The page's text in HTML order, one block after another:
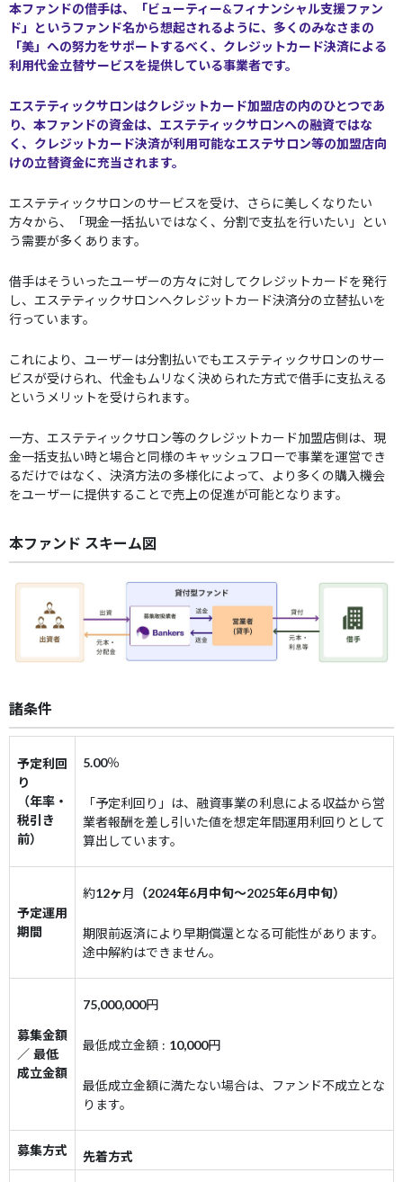
本ファンドの借手は、「ビューティー&フィナンシャル支援ファン
ド」というファンド名から想起されるように、多くのみなさまの
「美」への努力をサポートするべく、クレジットカード決済による
利用代金立替サービスを提供している事業者です。
エステティックサロンはクレジットカード加盟店の内のひとつであ
り、本ファンドの資金は、エステティックサロンへの融資ではな
く、クレジットカード決済が利用可能なエステサロン等の加盟店向
けの立替資金に充当されます。
エステティックサロンのサービスを受け、さらに美しくなりたい
方々から、「現金一括払いではなく、分割で支払を行いたい」とい
う需要が多くあります。
借手はそういったユーザーの方々に対してクレジットカードを発行
し、エステティックサロンへクレジットカード決済分の立替払いを
行っています。
これにより、ユーザーは分割払いでもエステティックサロンのサー
ビスが受けられ、代金もムリなく決められた方式で借手に支払える
というメリットを受けられます。
一方、エステティックサロン等のクレジットカード加盟店側は、現
金一括支払い時と場合と同様のキャッシュフローで事業を運営でき
るだけではなく、決済方法の多様化によって、より多くの購入機会
をユーザーに提供することで売上の促進が可能となります。
本ファンド スキーム図
諸条件
予定利回
り
（年率・
税引き
前）
5.00％
「予定利回り」は、融資事業の利息による収益から営
業者報酬を差し引いた値を想定年間運用利回りとして
算出しています。
予定運用
期間
約12ヶ月 （2024年6月中旬～2025年6月中旬）
期限前返済により早期償還となる可能性があります。
途中解約はできません。
募集金額
／ 最低
成立金額
75,000,000円
最低成立金額 : 10,000円
最低成立金額に満たない場合は、ファンド不成立とな
ります。
募集方式 先着方式